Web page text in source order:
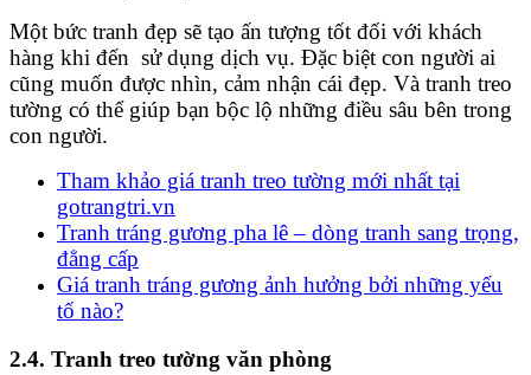
Một bức tranh đẹp sẽ tạo ấn tượng tốt đối với khách
hàng khi đến sử dụng dịch vụ. Đặc biệt con người ai
cũng muốn được nhìn, cảm nhận cái đẹp. Và tranh treo
tường có thể giúp bạn bộc lộ những điều sâu bên trong
con người.
Tham khảo giá tranh treo tường mới nhất tại
gotrangtri.vn
Tranh tráng gương pha lê – dòng tranh sang trọng,
đẳng cấp
Giá tranh tráng gương ảnh hưởng bởi những yếu
tố nào?
2.4. Tranh treo tường văn phòng